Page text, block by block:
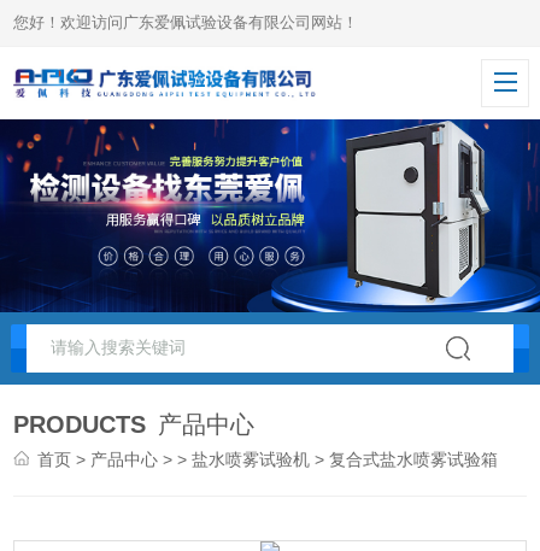
您好！欢迎访问广东爱佩试验设备有限公司网站！
PRODUCTS 产品中心
首页 > 产品中心 > >盐水喷雾试验机 > 复合式盐水喷雾试验箱